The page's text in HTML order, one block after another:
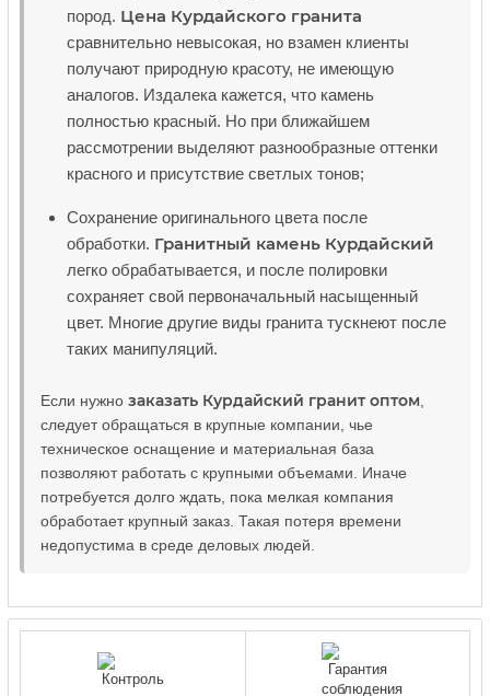
пород. Цена Курдайского гранита
сравнительно невысокая, но взамен клиенты
получают природную красоту, не имеющую
аналогов. Издалека кажется, что камень
полностью красный. Но при ближайшем
рассмотрении выделяют разнообразные оттенки
красного и присутствие светлых тонов;
Сохранение оригинального цвета после
обработки. Гранитный камень Курдайский
легко обрабатывается, и после полировки
сохраняет свой первоначальный насыщенный
цвет. Многие другие виды гранита тускнеют после
таких манипуляций.
Если нужно заказать Курдайский гранит оптом
следует обращаться в крупные компании, чье
техническое оснащение и материальная база
позволяют работать с крупными объемами. Иначе
потребуется долго ждать, пока мелкая компания
обработает крупный заказ. Такая потеря времени
недопустима в среде деловых людей.